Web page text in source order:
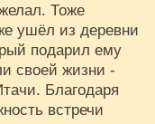
Тоже
ушёл из деревни
подарил ему
своей жизни -
Благодаря
встречи